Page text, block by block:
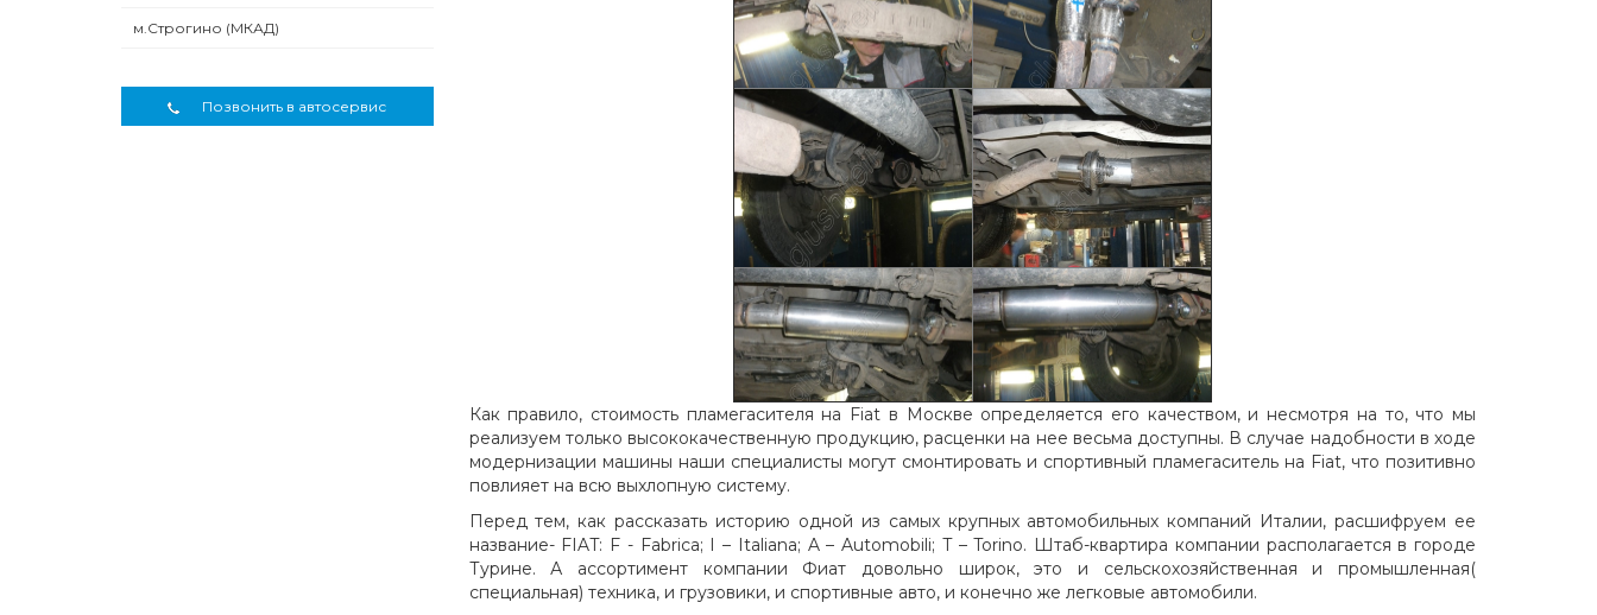
м.Строгино (МКАД)
Позвонить в автосервис
Как правило, стоимость пламегасителя на Fiat в Москве определяется его качеством, и несмотря на то, что мы
реализуем только высококачественную продукцию, расценки на нее весьма доступны. В случае надобности в ходе
модернизации машины наши специалисты могут смонтировать и спортивный пламегаситель на Fiat, что позитивно
повлияет на всю выхлопную систему.
Перед тем, как рассказать историю одной из самых крупных автомобильных компаний Италии, расшифруем ее
название- FIAT: F - Fabrica; I – Italiana; A – Automobili; T – Torino. Штаб-квартира компании располагается в городе
Турине. А ассортимент компании Фиат довольно широк, это и сельскохозяйственная и промышленная(
специальная) техника, и грузовики, и спортивные авто, и конечно же легковые автомобили.